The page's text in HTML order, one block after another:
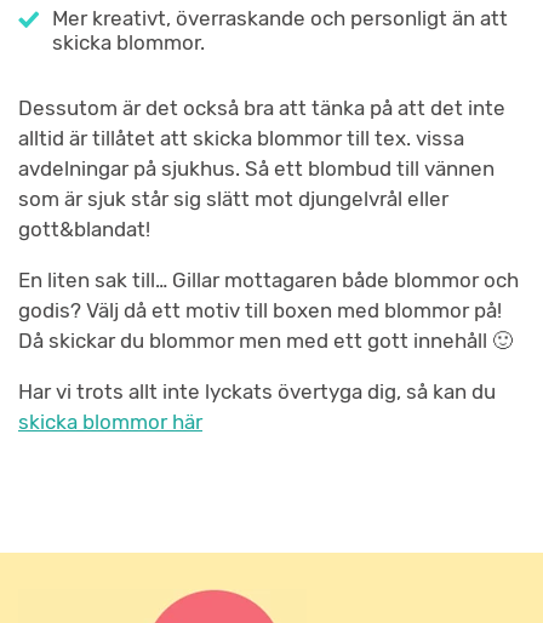
Mer kreativt, överraskande och personligt än att
skicka blommor.
Dessutom är det också bra att tänka på att det inte
alltid är tillåtet att skicka blommor till tex. vissa
avdelningar på sjukhus. Så ett blombud till vännen
som är sjuk står sig slätt mot djungelvrål eller
gott&blandat!
En liten sak till… Gillar mottagaren både blommor och
godis? Välj då ett motiv till boxen med blommor på!
Då skickar du blommor men med ett gott innehåll 🙂
Har vi trots allt inte lyckats övertyga dig, så kan du
skicka blommor här